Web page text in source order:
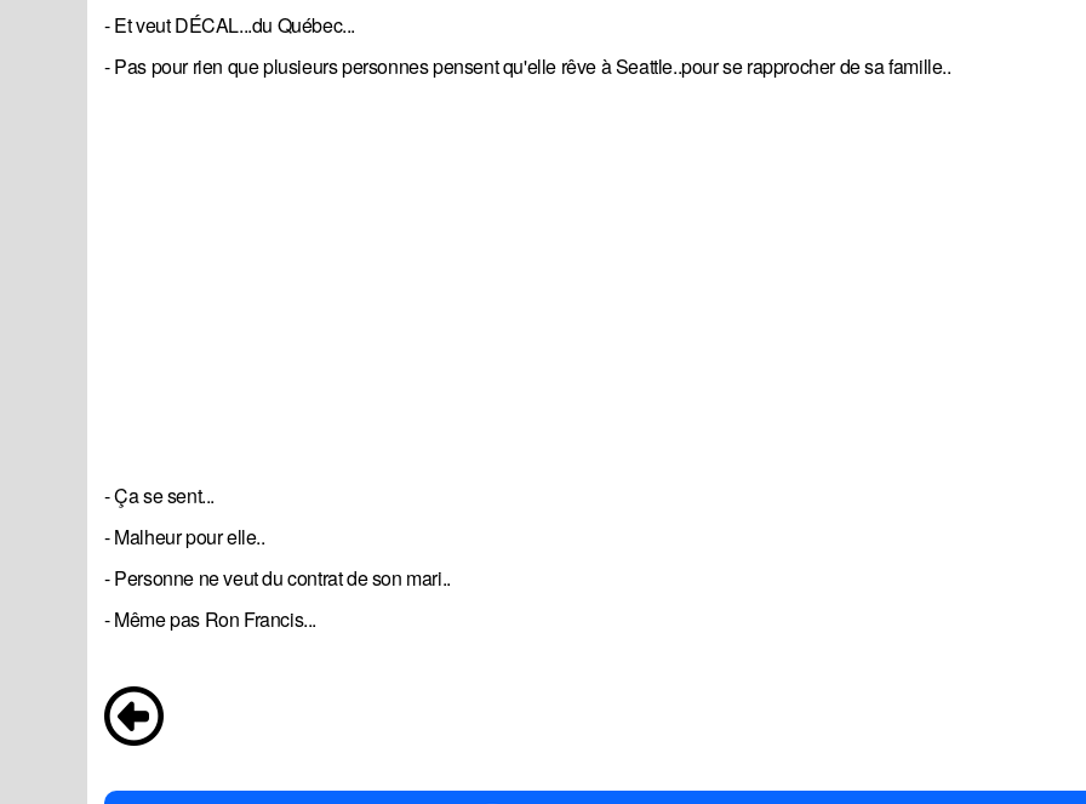
- Et veut DÉCAL...du Québec...
- Pas pour rien que plusieurs personnes pensent qu'elle rêve à Seattle..pour se rapprocher de sa famille..
- Ça se sent...
- Malheur pour elle..
- Personne ne veut du contrat de son mari..
- Même pas Ron Francis...